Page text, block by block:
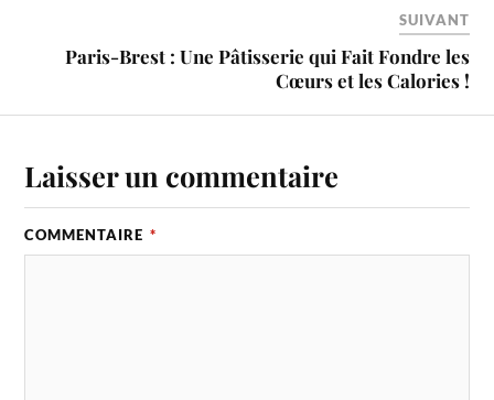
SUIVANT
Paris-Brest : Une Pâtisserie qui Fait Fondre les
Cœurs et les Calories !
Laisser un commentaire
COMMENTAIRE *